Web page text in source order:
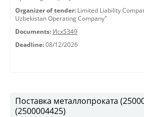
Organizer of tender: Limited Liability
Uzbekistan Operating Company"
Documents: Исх5349
Deadline: 08/12/2026
Поставка металлопроката
(2500004425)